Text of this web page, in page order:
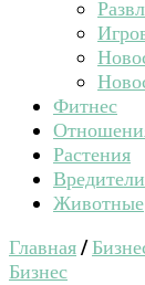
Фитнес
Растения
Вредители
Животные
Главная/
Бизнес